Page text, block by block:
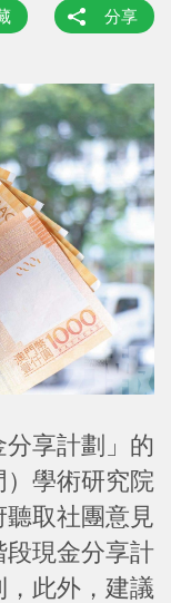
分享
享計劃」的
）學術研究院
取社團意見
現金分享計
此外，建議